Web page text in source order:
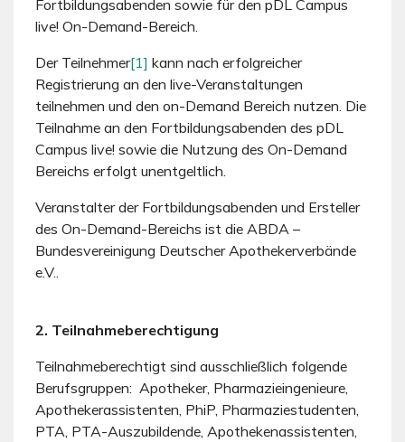
Fortbildungsabenden sowie für den pDL Campus
live! On-Demand-Bereich.
Der Teilnehmer[1] kann nach erfolgreicher
Registrierung an den live-Veranstaltungen
teilnehmen und den on-Demand Bereich nutzen. Die
Teilnahme an den Fortbildungsabenden des pDL
Campus live! sowie die Nutzung des On-Demand
Bereichs erfolgt unentgeltlich.
Veranstalter der Fortbildungsabenden und Ersteller
des On-Demand-Bereichs ist die ABDA –
Bundesvereinigung Deutscher Apothekerverbände
e.V..
2. Teilnahmeberechtigung
Teilnahmeberechtigt sind ausschließlich folgende
Berufsgruppen: Apotheker, Pharmazieingenieure,
Apothekerassistenten, PhiP, Pharmaziestudenten,
PTA, PTA-Auszubildende, Apothekenassistenten,